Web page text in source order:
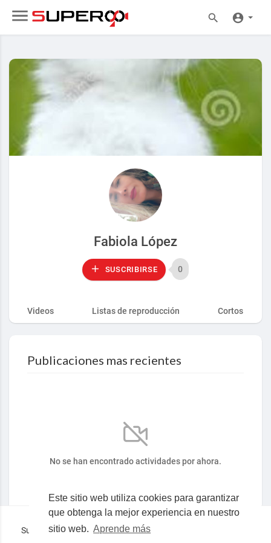
Este sitio web utiliza cookies para garantizar
que obtenga la mejor experiencia en nuestro
sitio web. Aprende más
Fabiola López
SUSCRIBIRSE 0
Videos Listas de reproducción Cortos
Publicaciones mas recientes
No se han encontrado actividades por ahora.
Superocho la plataforma consciente en español © 2019-2023